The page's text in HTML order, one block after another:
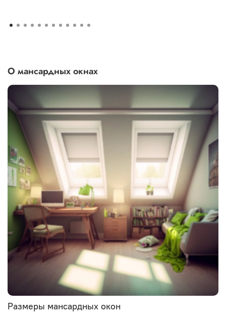
О мансардных окнах
Размеры мансардных окон